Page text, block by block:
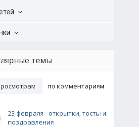
темы
по комментариям
23 февраля - открытки, тосты и
поздравления